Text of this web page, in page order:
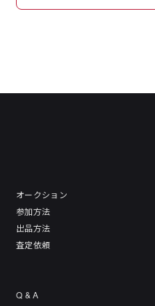
オークション
参加方法
出品方法
査定依頼
Q & A